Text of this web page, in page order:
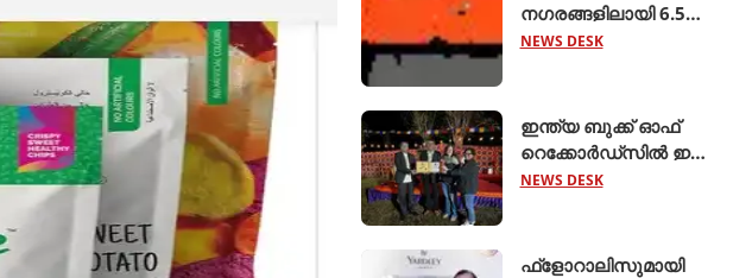
നഗരങ്ങളിലായി 6.5
ലക്ഷം റൂട്ടുകളെ
NEWS DESK
ഇന്ത്യ ബുക്ക് ഓഫ്
റെക്കോര്‍ഡ്‌സില്‍ ഇടം
നേടി നിസ്സാന്‍ ‍ടെക്ടൺ
NEWS DESK
ഫ്‌ളോറാലിസുമായി